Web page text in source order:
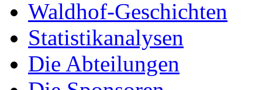
Waldhof-Geschichten
Statistikanalysen
Die Abteilungen